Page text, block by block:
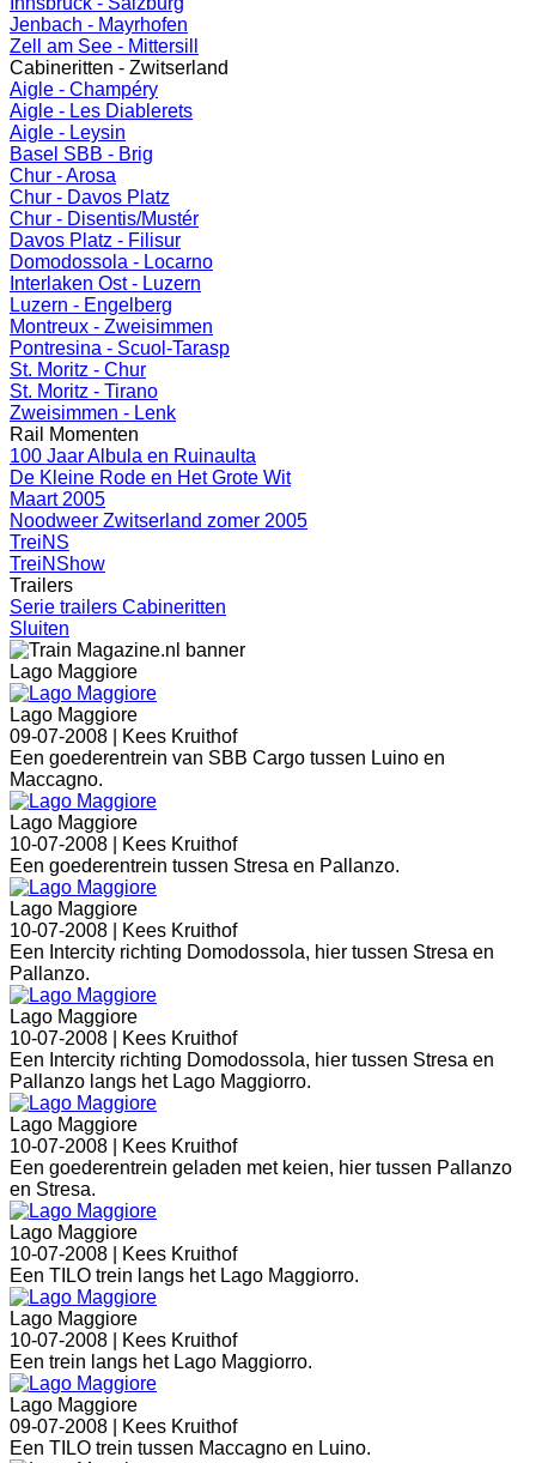
Jenbach - Mayrhofen
Zell am See - Mittersill
Cabineritten - Zwitserland
Aigle - Champéry
Aigle - Les Diablerets
Aigle - Leysin
Basel SBB - Brig
Chur - Arosa
Chur - Davos Platz
Chur - Disentis/Mustér
Davos Platz - Filisur
Domodossola - Locarno
Interlaken Ost - Luzern
Luzern - Engelberg
Montreux - Zweisimmen
Pontresina - Scuol-Tarasp
St. Moritz - Chur
St. Moritz - Tirano
Zweisimmen - Lenk
Rail Momenten
100 Jaar Albula en Ruinaulta
De Kleine Rode en Het Grote Wit
Maart 2005
Noodweer Zwitserland zomer 2005
TreiNS
TreiNShow
Trailers
Serie trailers Cabineritten
Sluiten
Lago Maggiore
Lago Maggiore
09-07-2008 |
Kees Kruithof
Een goederentrein van SBB Cargo tussen Luino en
Maccagno.
Lago Maggiore
10-07-2008 |
Kees Kruithof
Een goederentrein tussen Stresa en Pallanzo.
Lago Maggiore
10-07-2008 |
Kees Kruithof
Een Intercity richting Domodossola, hier tussen Stresa en
Pallanzo.
Lago Maggiore
10-07-2008 |
Kees Kruithof
Een Intercity richting Domodossola, hier tussen Stresa en
Pallanzo langs het Lago Maggiorro.
Lago Maggiore
10-07-2008 |
Kees Kruithof
Een goederentrein geladen met keien, hier tussen Pallanzo
en Stresa.
Lago Maggiore
10-07-2008 |
Kees Kruithof
Een TILO trein langs het Lago Maggiorro.
Lago Maggiore
10-07-2008 |
Kees Kruithof
Een trein langs het Lago Maggiorro.
Lago Maggiore
09-07-2008 |
Kees Kruithof
Een TILO trein tussen Maccagno en Luino.